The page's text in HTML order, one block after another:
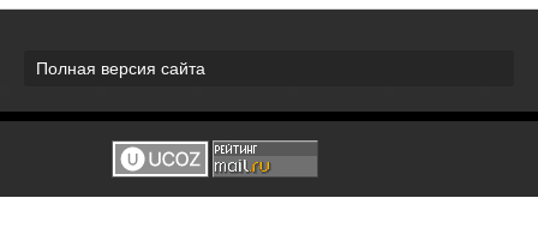
Полная версия сайта